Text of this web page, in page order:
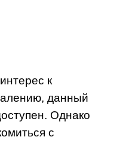
к
данный
Однако
с